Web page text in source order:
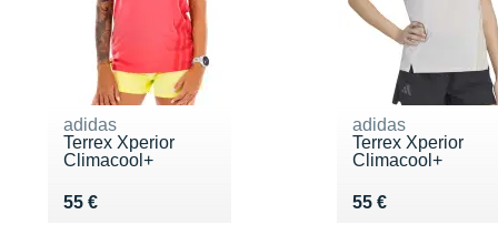
adidas
Terrex Xperior
Climacool+
55 €
Vendu 55 €
adidas
Terrex Xperior
Climacool+
55 €
Vendu 55 €